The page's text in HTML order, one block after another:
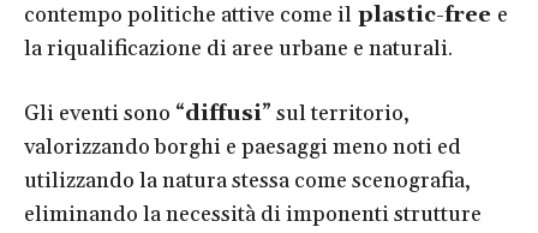
contempo politiche attive come il plastic-free e
la riqualificazione di aree urbane e naturali.
Gli eventi sono “diffusi” sul territorio,
valorizzando borghi e paesaggi meno noti ed
utilizzando la natura stessa come scenografia,
eliminando la necessità di imponenti strutture